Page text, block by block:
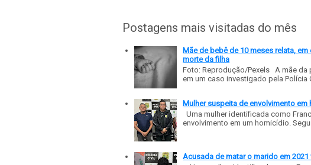
Postagens mais visitadas do mês
Mãe de bebê de 10 meses relata,
morte da filha
Foto: Reprodução/Pexels A mãe da
em um caso investigado pela Polícia
Mulher suspeita de envolvimento
Uma mulher identificada como
envolvimento em um homicídio.
Acusada de matar o marido em